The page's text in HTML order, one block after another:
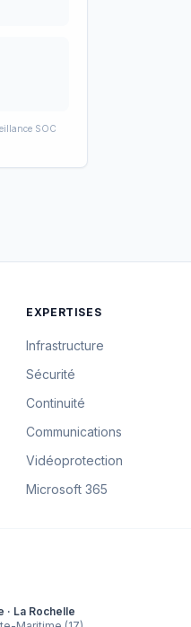
SOC
EXPERTISES
Infrastructure
Sécurité
Continuité
Communications
Vidéoprotection
Microsoft 365
· La Rochelle